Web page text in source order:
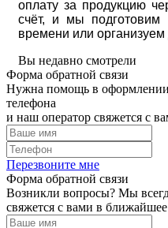
оплату за продукцию
счёт, и мы подготовим
времени или организуем
Вы недавно смотрели
Форма обратной связи
Нужна помощь в оформлении
телефона
и наш оператор свяжется с
Перезвоните мне
Форма обратной связи
Возникли вопросы? Мы
свяжется с вами в